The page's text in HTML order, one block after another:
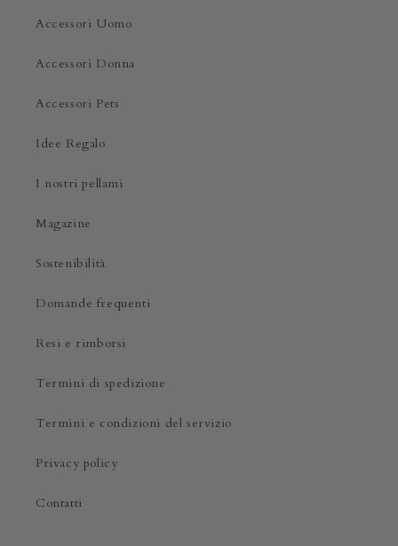
Accessori Uomo
Accessori Donna
Accessori Pets
Idee Regalo
I nostri pellami
Magazine
Sostenibilità
Domande frequenti
Resi e rimborsi
Termini di spedizione
Termini e condizioni del servizio
Privacy policy
Contatti